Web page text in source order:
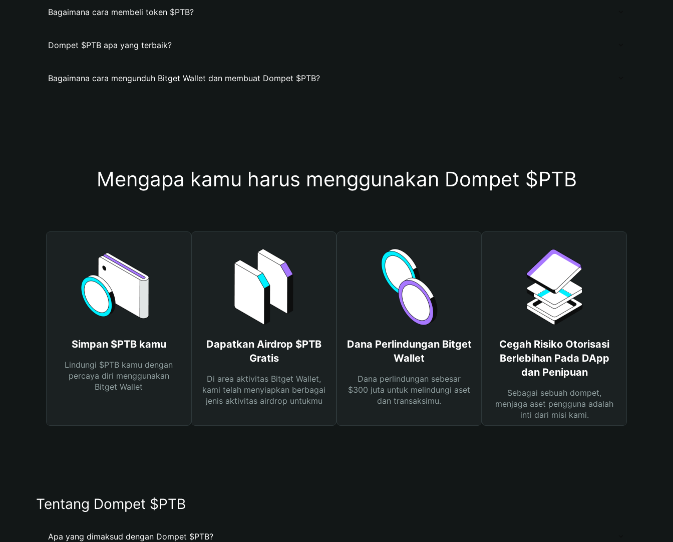
Bagaimana cara membeli token $PTB?
Dompet $PTB apa yang terbaik?
Bagaimana cara mengunduh Bitget Wallet dan membuat Dompet $PTB?
Mengapa kamu harus menggunakan Dompet $PTB
Simpan $PTB kamu
Lindungi $PTB kamu dengan
percaya diri menggunakan
Bitget Wallet
Dapatkan Airdrop $PTB
Gratis
Di area aktivitas Bitget Wallet,
kami telah menyiapkan berbagai
jenis aktivitas airdrop untukmu
Dana Perlindungan Bitget
Wallet
Dana perlindungan sebesar
$300 juta untuk melindungi aset
dan transaksimu.
Cegah Risiko Otorisasi
Berlebihan Pada DApp
dan Penipuan
Sebagai sebuah dompet,
menjaga aset pengguna adalah
inti dari misi kami.
Tentang Dompet $PTB
Apa yang dimaksud dengan Dompet $PTB?